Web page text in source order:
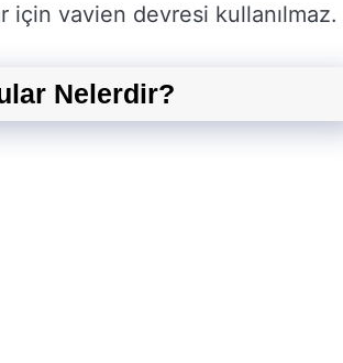
için vavien devresi kullanılmaz.
Nelerdir?